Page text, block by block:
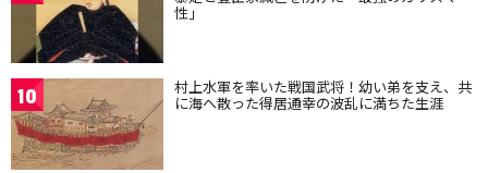
性」
10 村上水軍を率いた戦国武将！幼い弟を支え、共
に海へ散った得居通幸の波乱に満ちた生涯